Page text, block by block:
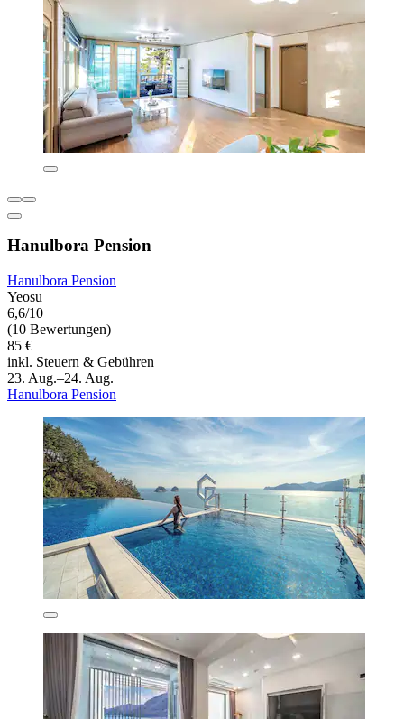
Hanulbora Pension
Hanulbora Pension
Yeosu
6,6/10
(10 Bewertungen)
85 €
inkl. Steuern & Gebühren
23. Aug.–24. Aug.
Hanulbora Pension